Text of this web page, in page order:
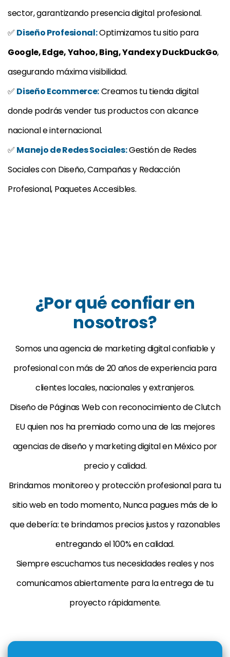
sector, garantizando presencia digital profesional.
✅ Diseño Profesional:Optimizamos tu sitio para
Google, Edge, Yahoo, Bing, Yandex y DuckDuckGo,
asegurando máxima visibilidad.
✅ Diseño Ecommerce:Creamos tu tienda digital
donde podrás vender tus productos con alcance
nacional e internacional.
✅ Manejo de Redes Sociales:Gestión de Redes
Sociales con Diseño, Campañas y Redacción
Profesional, Paquetes Accesibles.
¿Por qué confiar en
nosotros?
Somos una agencia de marketing digital confiable y
profesional con más de 20 años de experiencia para
clientes locales, nacionales y extranjeros.
Diseño de Páginas Web con reconocimiento de Clutch
EU quien nos ha premiado como una de las mejores
agencias de diseño y marketing digital en México por
precio y calidad.
Brindamos monitoreo y protección profesional para tu
sitio web en todo momento, Nunca pagues más de lo
que debería: te brindamos precios justos y razonables
entregando el 100% en calidad.
Siempre escuchamos tus necesidades reales y nos
comunicamos abiertamente para la entrega de tu
proyecto rápidamente.